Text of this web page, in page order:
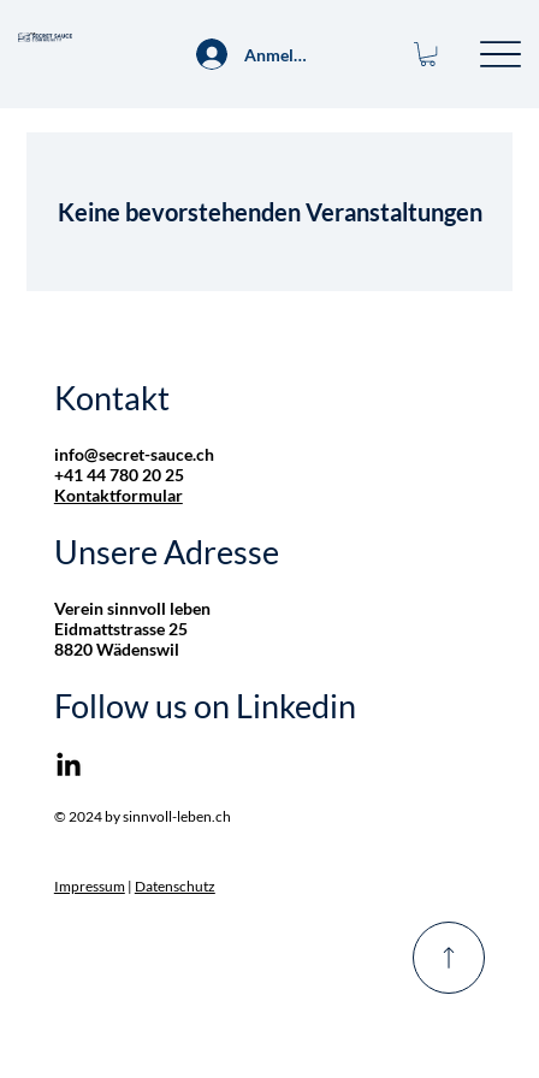
Anmelden
Keine bevorstehenden Veranstaltungen
Kontakt
info@secret-sauce.ch
+41 44 780 20 25
Kontaktformular
Unsere Adresse
Verein sinnvoll leben
Eidmattstrasse 25
8820 Wädenswil
Follow us on Linkedin
© 2024 by sinnvoll-leben.ch
Impressum| Datenschutz